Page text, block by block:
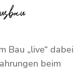
Bau „live“ dabei
beim